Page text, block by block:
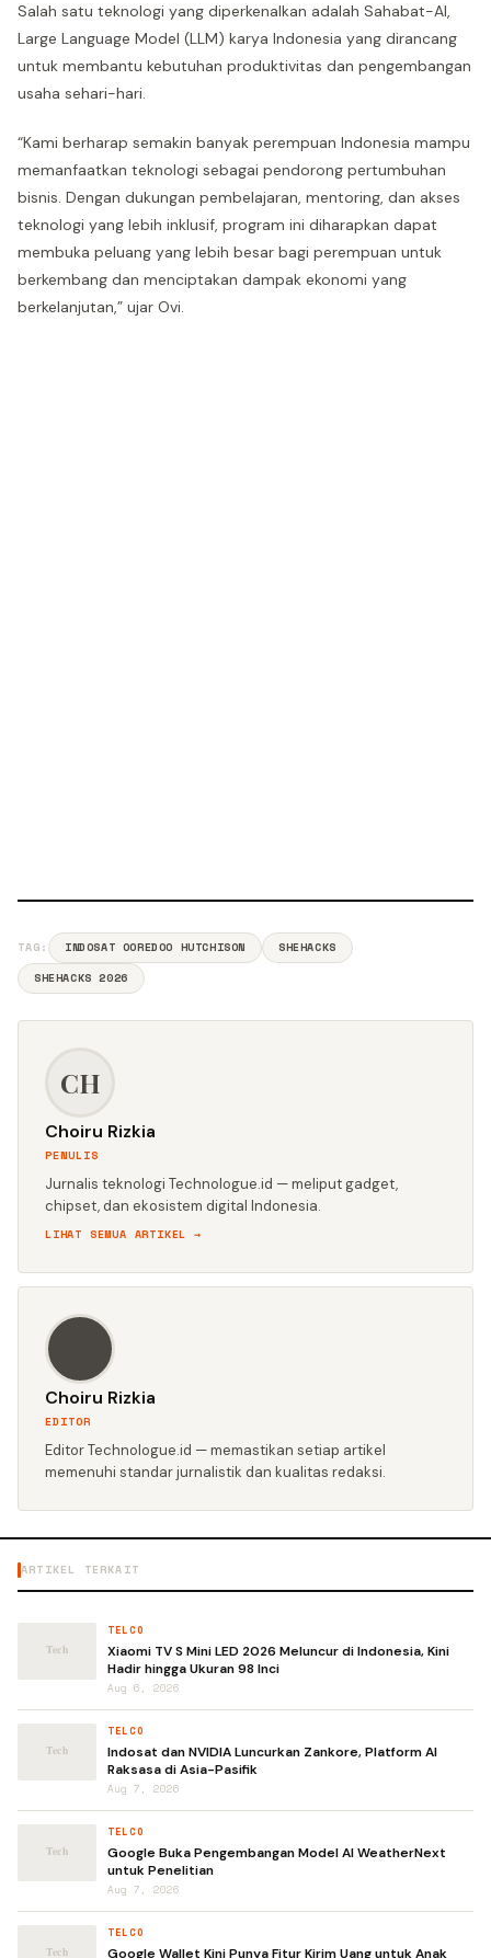
Salah satu teknologi yang diperkenalkan adalah Sahabat-AI,
Large Language Model (LLM) karya Indonesia yang dirancang
untuk membantu kebutuhan produktivitas dan pengembangan
usaha sehari-hari.
“Kami berharap semakin banyak perempuan Indonesia mampu
memanfaatkan teknologi sebagai pendorong pertumbuhan
bisnis. Dengan dukungan pembelajaran, mentoring, dan akses
teknologi yang lebih inklusif, program ini diharapkan dapat
membuka peluang yang lebih besar bagi perempuan untuk
berkembang dan menciptakan dampak ekonomi yang
berkelanjutan,” ujar Ovi.
TAG: INDOSAT OOREDOO HUTCHISON
SHEHACKS
SHEHACKS 2026
CH
Choiru Rizkia
PENULIS
Jurnalis teknologi Technologue.id — meliput gadget,
chipset, dan ekosistem digital Indonesia.
LIHAT SEMUA ARTIKEL →
Choiru Rizkia
EDITOR
Editor Technologue.id — memastikan setiap artikel
memenuhi standar jurnalistik dan kualitas redaksi.
ARTIKEL TERKAIT
TELCO
Xiaomi TV S Mini LED 2026 Meluncur di Indonesia, Kini
Hadir hingga Ukuran 98 Inci
Aug 6, 2026
TELCO
Indosat dan NVIDIA Luncurkan Zankore, Platform AI
Raksasa di Asia-Pasifik
Aug 7, 2026
TELCO
Google Buka Pengembangan Model AI WeatherNext
untuk Penelitian
Aug 7, 2026
TELCO
Google Wallet Kini Punya Fitur Kirim Uang untuk Anak